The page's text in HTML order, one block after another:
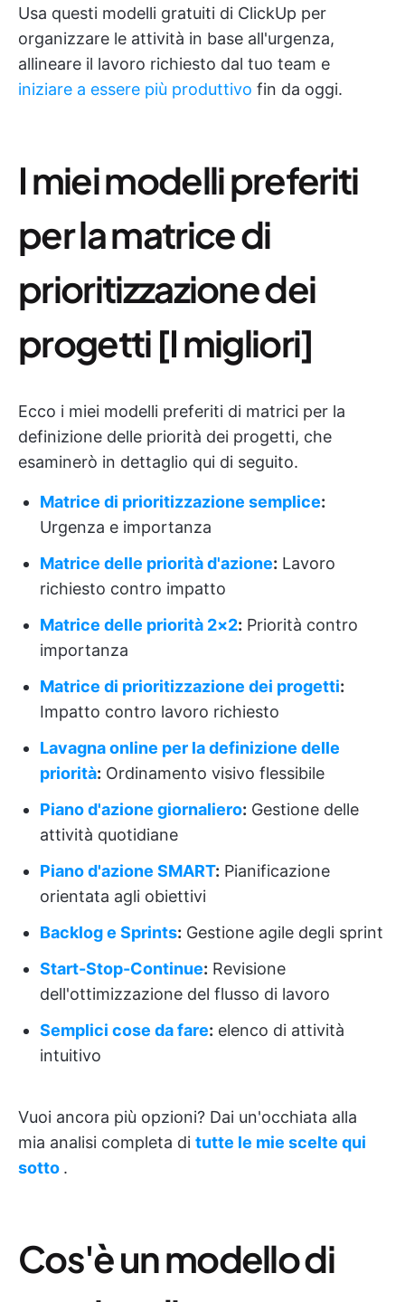
Usa questi modelli gratuiti di ClickUp per
organizzare le attività in base all'urgenza,
allineare il lavoro richiesto dal tuo team e
iniziare a essere più produttivo fin da oggi.
I miei modelli preferiti
per la matrice di
prioritizzazione dei
progetti [I migliori]
Ecco i miei modelli preferiti di matrici per la
definizione delle priorità dei progetti, che
esaminerò in dettaglio qui di seguito.
Matrice di prioritizzazione semplice:
Urgenza e importanza
Matrice delle priorità d'azione: Lavoro
richiesto contro impatto
Matrice delle priorità 2×2: Priorità contro
importanza
Matrice di prioritizzazione dei progetti:
Impatto contro lavoro richiesto
Lavagna online per la definizione delle
priorità: Ordinamento visivo flessibile
Piano d'azione giornaliero: Gestione delle
attività quotidiane
Piano d'azione SMART: Pianificazione
orientata agli obiettivi
Backlog e Sprints: Gestione agile degli sprint
Start-Stop-Continue: Revisione
dell'ottimizzazione del flusso di lavoro
Semplici cose da fare: elenco di attività
intuitivo
Vuoi ancora più opzioni? Dai un'occhiata alla
mia analisi completa di tutte le mie scelte qui
sotto .
Cos'è un modello di